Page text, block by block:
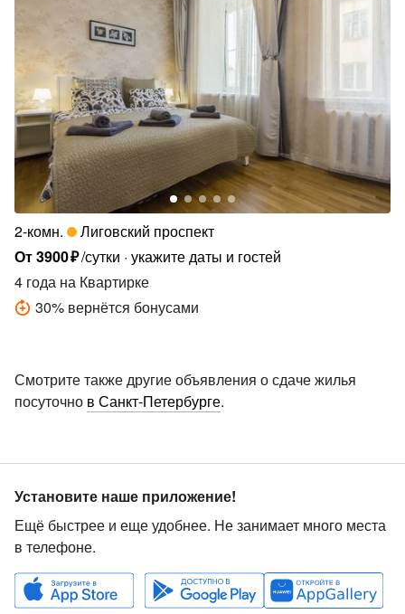
2-комн.
Лиговский проспект
От3900₽/сутки укажите даты и гостей
4 года на Квартирке
30% вернётся бонусами
Смотрите также другие объявления о сдаче жилья
посуточно в Санкт-Петербурге.
Установите наше приложение!
Ещё быстрее и еще удобнее. Не занимает много места
в телефоне.